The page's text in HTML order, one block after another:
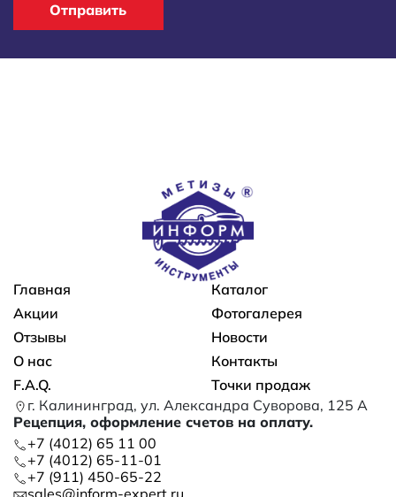
Отправить
Основная навигация
Главная
Каталог
Акции
Фотогалерея
Отзывы
Новости
О нас
Контакты
F.A.Q.
Точки продаж
г. Калининград, ул. Александра Суворова, 125 А
Рецепция, оформление счетов на оплату.
+7 (4012) 65 11 00
+7 (4012) 65-11-01
+7 (911) 450-65-22